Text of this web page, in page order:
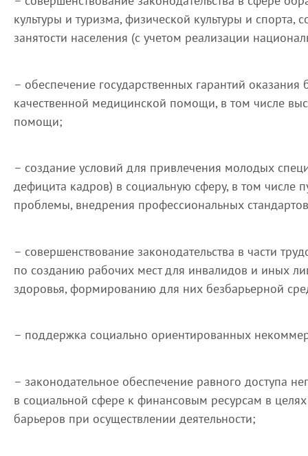
культуры и туризма, физической культуры и спорта,
занятости населения (с учетом реализации
– обеспечение государственных гарантий оказания
качественной медицинской помощи, в том числе
помощи;
– создание условий для привлечения молодых
дефицита кадров) в социальную сферу, в том
проблемы, внедрения профессиональных
– совершенствование законодательства в части
по созданию рабочих мест для инвалидов и иных
здоровья, формированию для них безбарьерной
– поддержка социально ориентированных
– законодательное обеспечение равного доступа
в социальной сфере к финансовым ресурсам в
барьеров при осуществлении деятельности;